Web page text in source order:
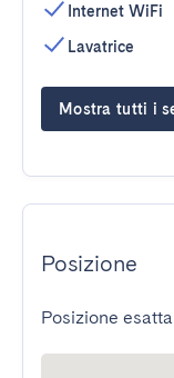
Internet WiFi
Lavatrice
Mostra tutti i
Posizione
Posizione